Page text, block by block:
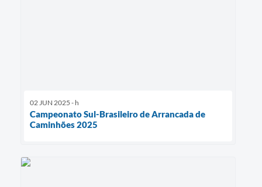
02 JUN 2025 - h
Campeonato Sul-Brasileiro de Arrancada de
Caminhões 2025